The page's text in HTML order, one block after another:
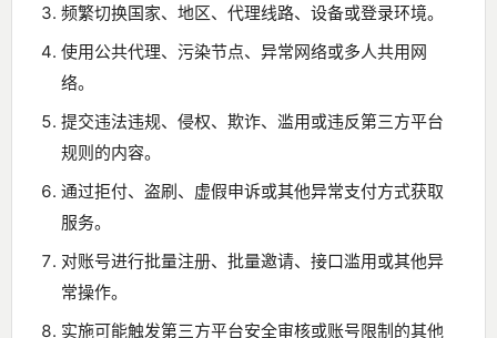
频繁切换国家、地区、代理线路、设备或登录环境。
使用公共代理、污染节点、异常网络或多人共用网
络。
提交违法违规、侵权、欺诈、滥用或违反第三方平台
规则的内容。
通过拒付、盗刷、虚假申诉或其他异常支付方式获取
服务。
对账号进行批量注册、批量邀请、接口滥用或其他异
常操作。
实施可能触发第三方平台安全审核或账号限制的其他